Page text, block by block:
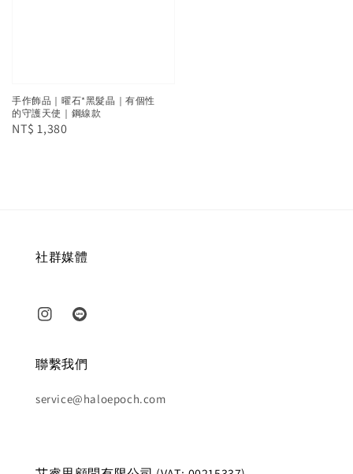
手作飾品｜曜石*黑髮晶｜有個性
的守護天使｜鋼線款
Regular
NT$ 1,380
社群媒體
聯繫我們
service@haloepoch.com